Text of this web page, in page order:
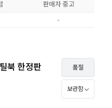
판매자 중고
-
북 한정판 품절
보관함